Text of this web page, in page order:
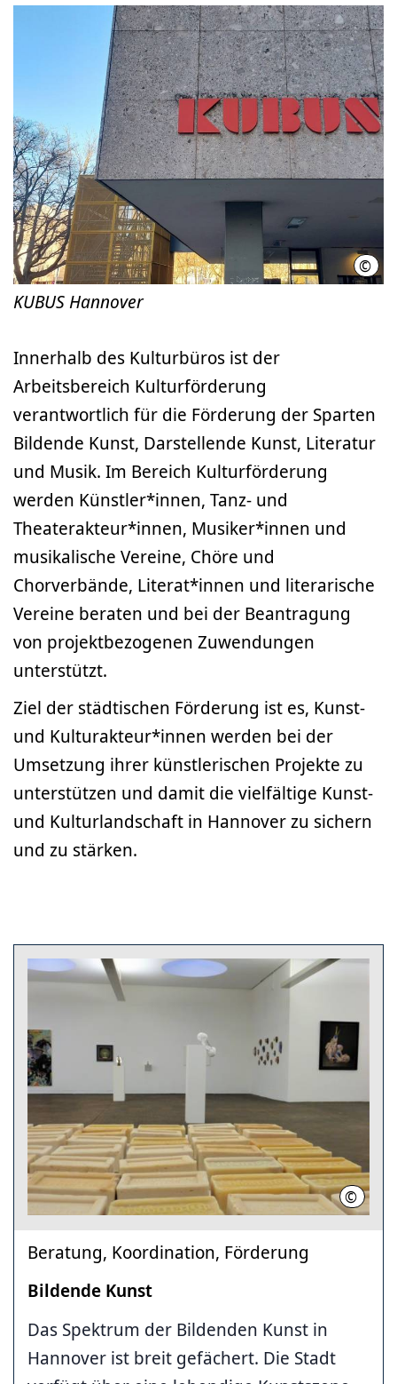
©
KUBUS Hannover
Innerhalb des Kulturbüros ist der
Arbeitsbereich Kulturförderung
verantwortlich für die Förderung der Sparten
Bildende Kunst, Darstellende Kunst, Literatur
und Musik. Im Bereich Kulturförderung
werden Künstler*innen, Tanz- und
Theaterakteur*innen, Musiker*innen und
musikalische Vereine, Chöre und
Chorverbände, Literat*innen und literarische
Vereine beraten und bei der Beantragung
von projektbezogenen Zuwendungen
unterstützt.
Ziel der städtischen Förderung ist es, Kunst-
und Kulturakteur*innen werden bei der
Umsetzung ihrer künstlerischen Projekte zu
unterstützen und damit die vielfältige Kunst-
und Kulturlandschaft in Hannover zu sichern
und zu stärken.
© Sarah
Beratung, Koordination, Förderung
Bildende Kunst
Das Spektrum der Bildenden Kunst in
Hannover ist breit gefächert. Die Stadt